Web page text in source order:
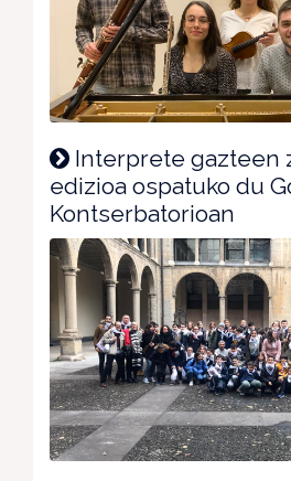
Interprete gazteen
edizioa ospatuko du
Kontserbatorioan